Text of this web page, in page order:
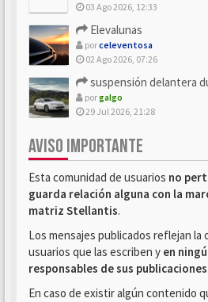
03 Ago 2026, 12:33
Elevalunas
porceleventosa
02 Ago 2026, 07:26
suspensión delantera
porgalgo
29 Jul 2026, 21:28
AVISO IMPORTANTE
Esta comunidad de usuarios no
guarda relación alguna con la
matriz Stellantis.
Los mensajes publicados reflejan la
usuarios que las escriben y en
responsables de sus publicaciones
En caso de existir algún contenido